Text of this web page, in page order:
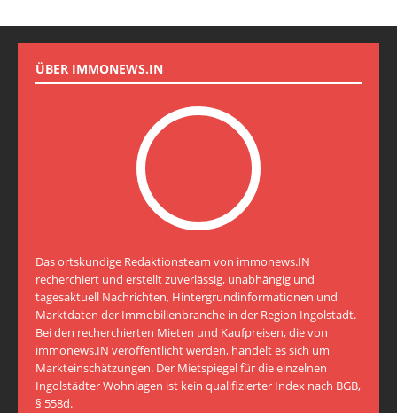
ÜBER IMMONEWS.IN
Das ortskundige Redaktionsteam von immonews.IN
recherchiert und erstellt zuverlässig, unabhängig und
tagesaktuell Nachrichten, Hintergrundinformationen und
Marktdaten der Immobilienbranche in der Region Ingolstadt.
Bei den recherchierten Mieten und Kaufpreisen, die von
immonews.IN veröffentlicht werden, handelt es sich um
Markteinschätzungen. Der Mietspiegel für die einzelnen
Ingolstädter Wohnlagen ist kein qualifizierter Index nach BGB,
§ 558d.